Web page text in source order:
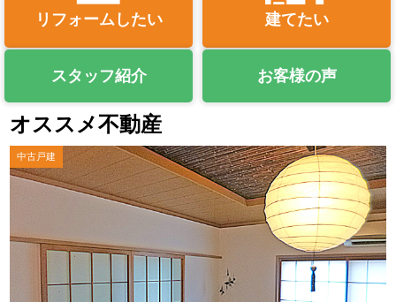
リフォームしたい 建てたい
スタッフ紹介 お客様の声
オススメ不動産
中古戸建